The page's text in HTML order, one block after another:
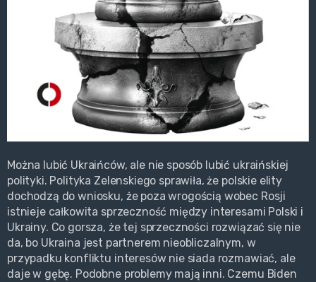
Można lubić Ukraińców, ale nie sposób lubić ukraińskiej
polityki. Polityka Zelenskiego sprawiła, że polskie elity
dochodzą do wniosku, że poza wrogością wobec Rosji
istnieje całkowita sprzeczność między interesami Polski i
Ukrainy. Co gorsza, że tej sprzeczności rozwiązać się nie
da, bo Ukraina jest partnerem nieobliczalnym, w
przypadku konfliktu interesów nie siada rozmawiać, ale
daje w gębę. Podobne problemy mają inni. Czemu Biden